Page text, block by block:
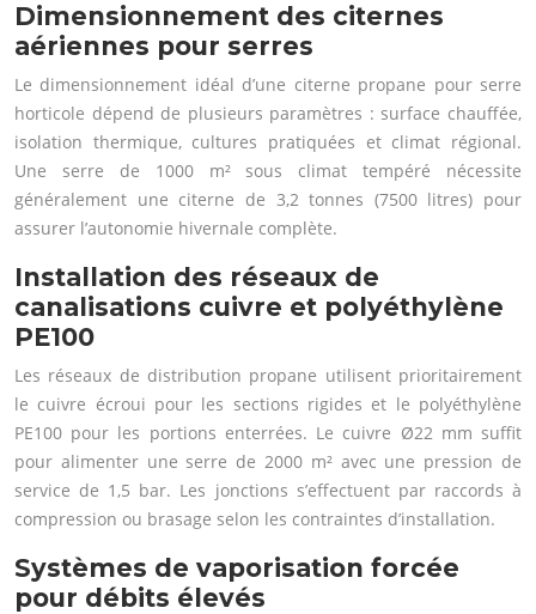
Dimensionnement des citernes
aériennes pour serres
Le dimensionnement idéal d’une citerne propane pour serre
horticole dépend de plusieurs paramètres : surface chauffée,
isolation thermique, cultures pratiquées et climat régional.
Une serre de 1000 m² sous climat tempéré nécessite
généralement une citerne de 3,2 tonnes (7500 litres) pour
assurer l’autonomie hivernale complète.
Installation des réseaux de
canalisations cuivre et polyéthylène
PE100
Les réseaux de distribution propane utilisent prioritairement
le cuivre écroui pour les sections rigides et le polyéthylène
PE100 pour les portions enterrées. Le cuivre Ø22 mm suffit
pour alimenter une serre de 2000 m² avec une pression de
service de 1,5 bar. Les jonctions s’effectuent par raccords à
compression ou brasage selon les contraintes d’installation.
Systèmes de vaporisation forcée
pour débits élevés